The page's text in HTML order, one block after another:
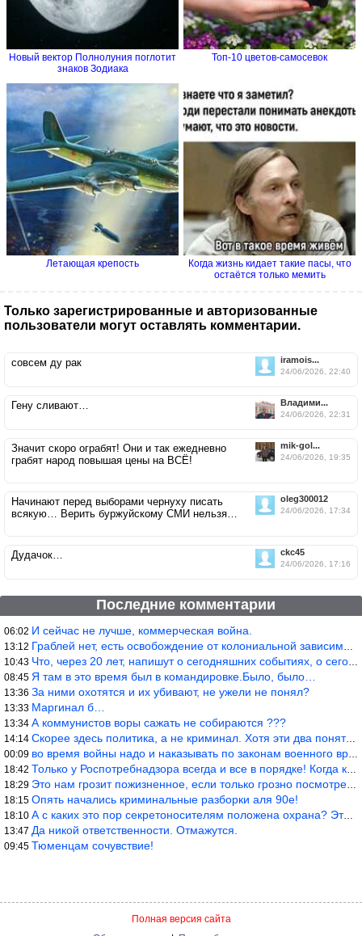
Новый вектор Полнолуния поглотит
знаков Зодиака
Топ-10 цветов-самосевок
Летающая крепость
Когда жизнь кидает такие пасы, что
остаётся только мемить
Только зарегистрированные и авторизованные
пользователи могут оставлять комментарии.
iramois...
24/06/2026, 22:40
совсем ду рак
Владими...
24/06/2026, 22:31
Гену сливают…
mik-gol...
24/06/2026, 19:35
Значит скоро ограбят! Они и так ежедневно
грабят народ повышая цены на ВСЁ!
oleg300012
24/06/2026, 17:34
Начинают перед выборами чернуху писать
всякую… Верить буржуйскому СМИ нельзя…
ckc45
24/06/2026, 17:16
Дудачок…
Последние комментарии
06:02 И сейчас не лучше, коммерческая война.
13:12 Граблей нет, есть освобождение от колониальной зависимости, это
10:43 Что, через 20 лет, напишут о сегодняшних событиях, о сегодняшней
08:45 Я там в это время был в командировке.Было, было…
13:36 За ними охотятся и их убивают, не ужели не понял?
13:33 Маргинал б…
13:34 А коммунистов воры сажать не собираются ???
14:14 Скорее здесь политика, а не криминал. Хотя эти два понятия начин
00:09 во время войны надо и наказывать по законам военного времени, а
18:42 Только у Роспотребнадзора всегда и все в порядке! Когда касается
18:29 Это нам грозит пожизненное, если только грозно посмотреть в их с
18:15 Опять начались криминальные разборки аля 90е!
18:10 А с каких это пор секретоносителям положена охрана? Это его зада
13:47 Да никой ответственности. Отмажутся.
09:45 Тюменцам сочувствие!
Полная версия сайта